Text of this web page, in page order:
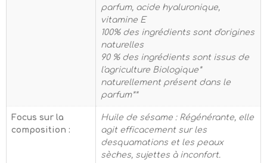
parfum, acide hyaluronique,
vitamine E
100% des ingrédients sont d'origines
naturelles
90 % des ingrédients sont issus de
l'agriculture Biologique*
naturellement présent dans le
parfum**
Focus sur la
composition :
Huile de sésame : Régénérante, elle
agit efficacement sur les
desquamations et les peaux
sèches, sujettes à inconfort.